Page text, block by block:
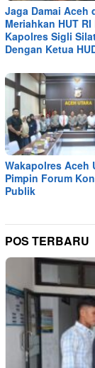
Jaga Damai Aceh
Meriahkan HUT RI
Kapolres Sigli
Dengan Ketua
Wakapolres Aceh
Pimpin Forum
Publik
POS TERBARU